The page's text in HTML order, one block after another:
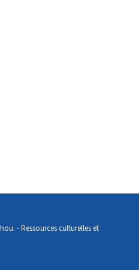
- Ressources culturelles et